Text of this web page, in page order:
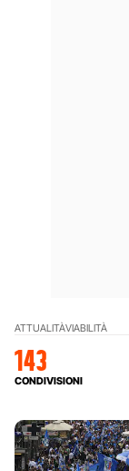
ATTUALITÀVIABILITÀ
143
CONDIVISIONI